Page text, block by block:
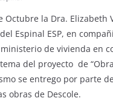
Octubre la Dra.
Espinal ESP, en
de vivienda en
del proyecto de
se entrego por parte
obras de Descole.